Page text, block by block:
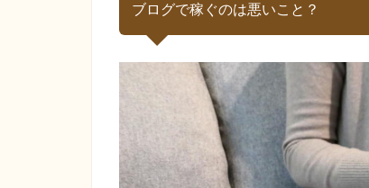
ブログで稼ぐのは悪いこと？